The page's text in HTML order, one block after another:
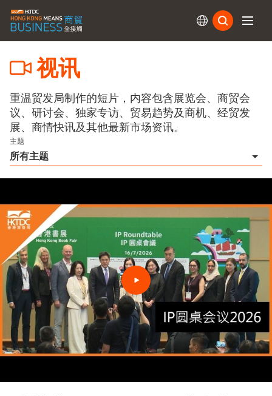
视讯
重温贸发局制作的短片，内容包含展览会、商贸会
议、研讨会、独家专访、贸易趋势及商机、经贸发
展、商情快讯及其他最新市场资讯。
主题
所有主题